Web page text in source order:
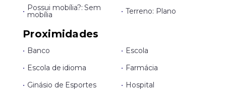
• Possui mobília?: Sem
mobília • Terreno: Plano
Proximidades
• Banco • Escola
• Escola de idioma • Farmácia
• Ginásio de Esportes • Hospital